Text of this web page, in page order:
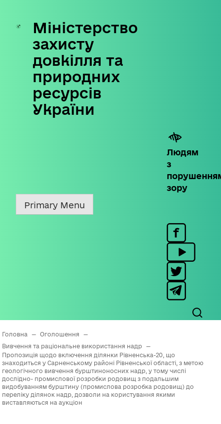
Skip
content
Міністерство
захисту
довкілля та
природних
ресурсів
України
Людям
з
зору
Primary Menu
Головна — Оголошення
—
Вивчення та раціональне використання надр
—
Пропозиція щодо включення ділянки Рівненська-20, що
знаходиться у Сарненському районі Рівненської області, з метою
геологічного вивчення бурштиноносних надр, у тому числі
дослідно- промислової розробки родовищ з подальшим
видобуванням бурштину (промислова розробка родовищ) до
переліку ділянок надр, дозволи на користування якими
виставляються на аукціон